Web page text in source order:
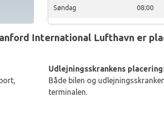
Søndag 08:00
International Lufthavn er
Udlejningsskrankens
Både bilen og
terminalen.